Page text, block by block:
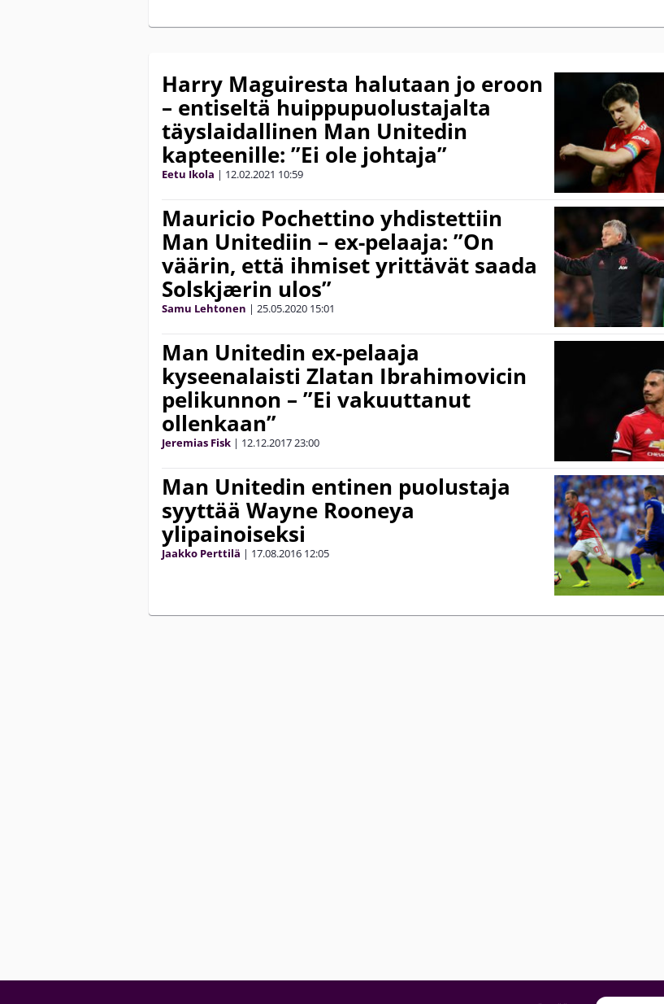
Harry Maguiresta halutaan jo eroon
– entiseltä huippupuolustajalta
täyslaidallinen Man Unitedin
kapteenille: ”Ei ole johtaja”
Eetu Ikola | 12.02.2021 10:59
Mauricio Pochettino yhdistettiin
Man Unitediin – ex-pelaaja: ”On
väärin, että ihmiset yrittävät saada
Solskjærin ulos”
Samu Lehtonen | 25.05.2020 15:01
Man Unitedin ex-pelaaja
kyseenalaisti Zlatan Ibrahimovicin
pelikunnon – ”Ei vakuuttanut
ollenkaan”
Jeremias Fisk | 12.12.201723:00
Man Unitedin entinen puolustaja
syyttää Wayne Rooneya
ylipainoiseksi
Jaakko Perttilä | 17.08.2016 12:05